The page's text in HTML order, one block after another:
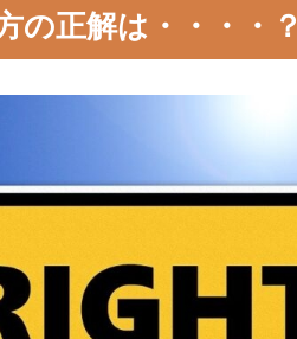
の正解は・・・・？